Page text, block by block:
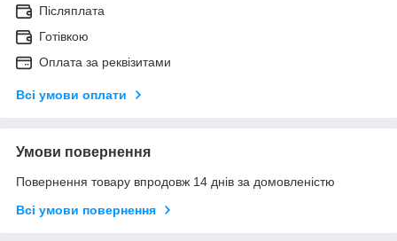
Післяплата
Готівкою
Оплата за реквізитами
Всі умови оплати
Умови повернення
Повернення товару впродовж 14 днів за домовленістю
Всі умови повернення